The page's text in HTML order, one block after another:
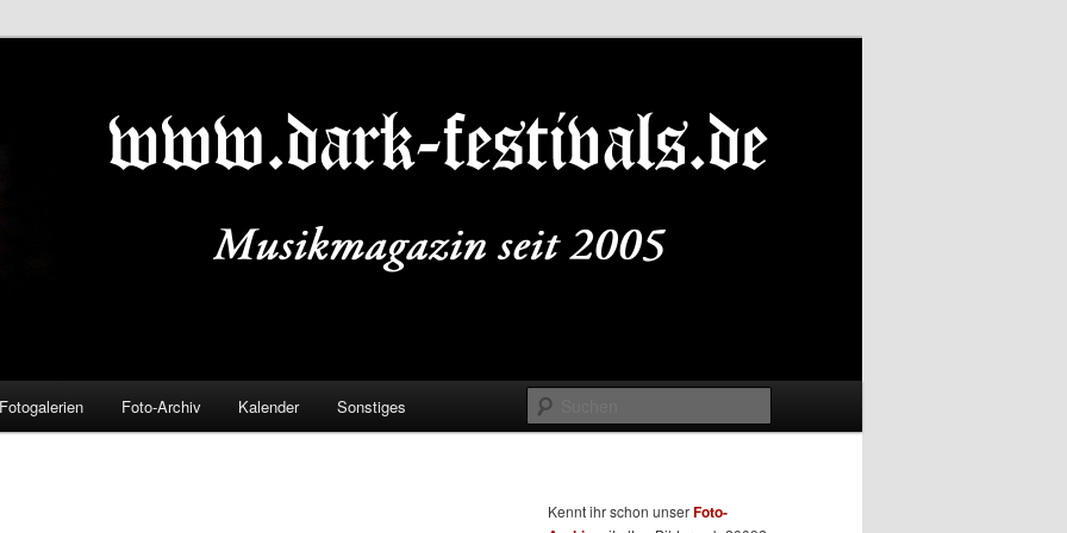
Fotogalerien Foto-Archiv Kalender Sonstiges
Kennt ihr schon unserFoto-